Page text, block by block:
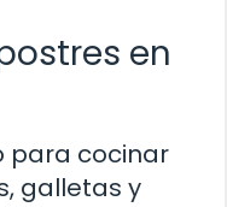
en
para cocinar
galletas y